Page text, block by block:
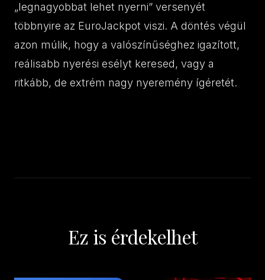
„legnagyobbat lehet nyerni” versenyét
többnyire az EuroJackpot viszi. A döntés végül
azon múlik, hogy a valószínűséghez igazított,
reálisabb nyerési esélyt keresed, vagy a
ritkább, de extrém nagy nyeremény ígéretét.
Ez is érdekelhet